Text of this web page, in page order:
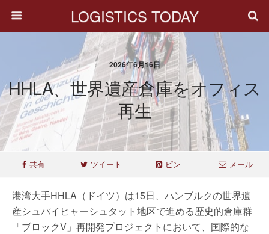
LOGISTICS TODAY
2026年6月16日
HHLA、世界遺産倉庫をオフィス
再生
共有 ツイート ピン メール
港湾大手HHLA（ドイツ）は15日、ハンブルクの世界遺
産シュパイヒャーシュタット地区で進める歴史的倉庫群
「ブロックV」再開発プロジェクトにおいて、国際的な